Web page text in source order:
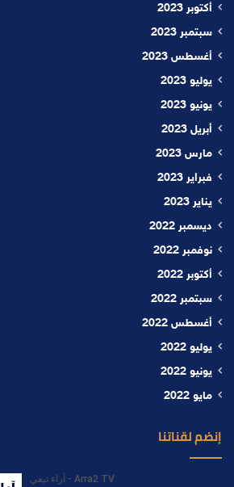
أكتوبر 2023
سبتمبر 2023
أغسطس 2023
يوليو 2023
يونيو 2023
أبريل 2023
مارس 2023
فبراير 2023
يناير 2023
ديسمبر 2022
نوفمبر 2022
أكتوبر 2022
سبتمبر 2022
أغسطس 2022
يوليو 2022
يونيو 2022
مايو 2022
إنضم لقناتنا